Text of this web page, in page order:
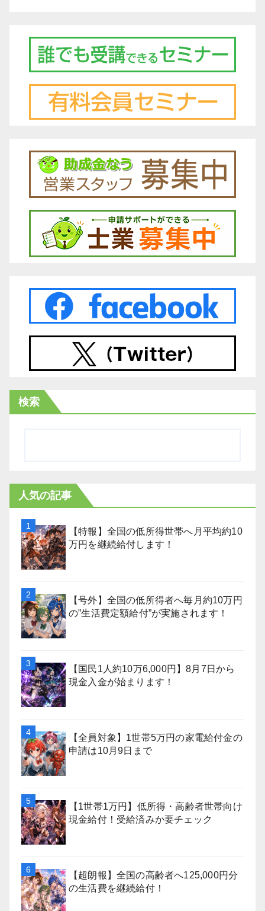
検索
人気の記事
【特報】全国の低所得世帯へ月平均約10
万円を継続給付します！
【号外】全国の低所得者へ毎月約10万円
の”生活費定額給付”が実施されます！
【国民1人約10万6,000円】8月7日から
現金入金が始まります！
【全員対象】1世帯5万円の家電給付金の
申請は10月9日まで
【1世帯1万円】低所得・高齢者世帯向け
現金給付！受給済みか要チェック
【超朗報】全国の高齢者へ125,000円分
の生活費を継続給付！